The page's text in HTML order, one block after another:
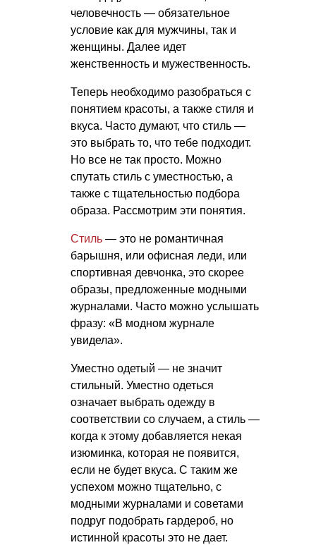
человечность — обязательное
условие как для мужчины, так и
женщины. Далее идет
женственность и мужественность.
Теперь необходимо разобраться с
понятием красоты, а также стиля и
вкуса. Часто думают, что стиль —
это выбрать то, что тебе подходит.
Но все не так просто. Можно
спутать стиль с уместностью, а
также с тщательностью подбора
образа. Рассмотрим эти понятия.
Стиль — это не романтичная
барышня, или офисная леди, или
спортивная девчонка, это скорее
образы, предложенные модными
журналами. Часто можно услышать
фразу: «В модном журнале
увидела».
Уместно одетый — не значит
стильный. Уместно одеться
означает выбрать одежду в
соответствии со случаем, а стиль —
когда к этому добавляется некая
изюминка, которая не появится,
если не будет вкуса. С таким же
успехом можно тщательно, с
модными журналами и советами
подруг подобрать гардероб, но
истинной красоты это не дает.